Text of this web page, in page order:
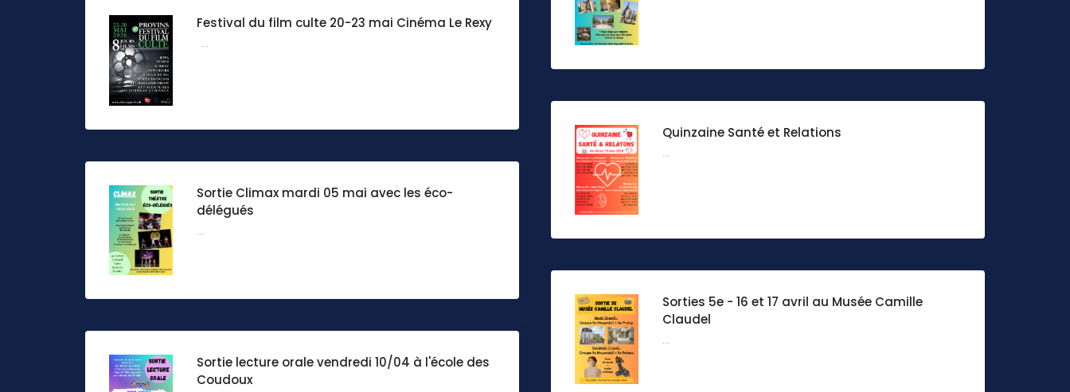
Festival du film culte 20-23 mai Cinéma Le Rexy
...
Quinzaine Santé et Relations
...
Sortie Climax mardi 05 mai avec les éco-
délégués
...
Sorties 5e - 16 et 17 avril au Musée Camille
Claudel
...
Sortie lecture orale vendredi 10/04 à l'école des
Coudoux